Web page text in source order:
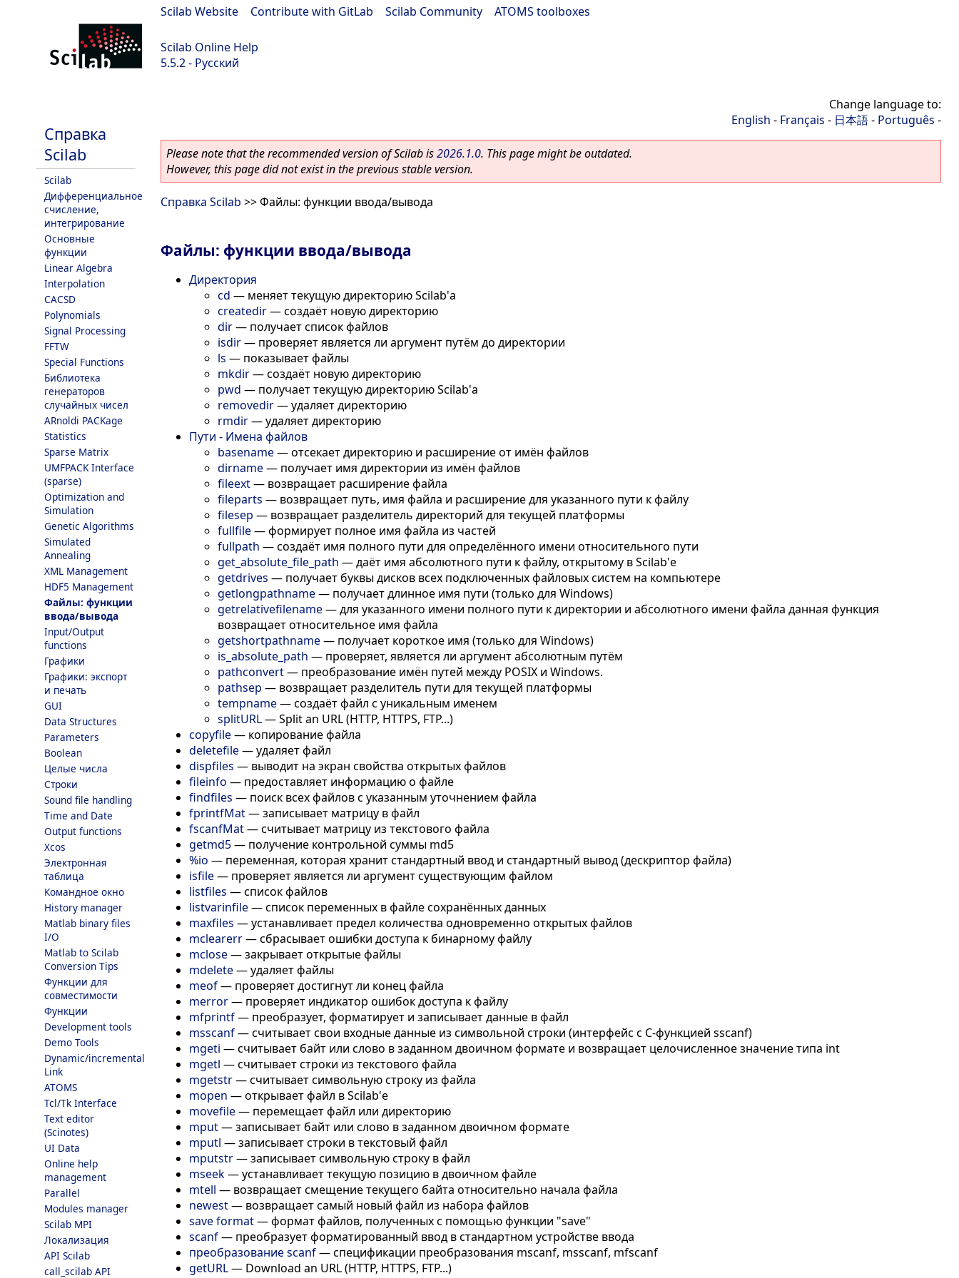
Scilab Website Contribute with GitLab Scilab Community ATOMS toolboxes
Scilab Online Help
5.5.2 - Русский
Справка
Scilab
Scilab
Дифференциальное
счисление,
интегрирование
Основные
функции
Linear Algebra
Interpolation
CACSD
Polynomials
Signal Processing
FFTW
Special Functions
Библиотека
генераторов
случайных чисел
ARnoldi PACKage
Statistics
Sparse Matrix
UMFPACK Interface
(sparse)
Optimization and
Simulation
Genetic Algorithms
Simulated
Annealing
XML Management
HDF5 Management
Файлы: функции
ввода/вывода
Input/Output
functions
Графики
Графики: экспорт
и печать
GUI
Data Structures
Parameters
Boolean
Целые числа
Строки
Sound file handling
Time and Date
Output functions
Xcos
Электронная
таблица
Командное окно
History manager
Matlab binary files
I/O
Matlab to Scilab
Conversion Tips
Функции для
совместимости
Функции
Development tools
Demo Tools
Dynamic/incremental
Link
ATOMS
Tcl/Tk Interface
Text editor
(Scinotes)
UI Data
Online help
management
Parallel
Modules manager
Scilab MPI
Локализация
API Scilab
call_scilab API
Change language to:
English - Français - 日本語- Português -
Please note that the recommended version of Scilab is2026.1.0. This page might be outdated.
However, this page did not exist in the previous stable version.
Справка Scilab >> Файлы: функции ввода/вывода
Файлы: функции ввода/вывода
Директория
cd — меняет текущую директорию Scilab'а
createdir—создаёт новую директорию
dir— получает список файлов
isdir— проверяет является ли аргумент путём до директории
ls — показывает файлы
mkdir—создаёт новую директорию
pwd — получает текущую директорию Scilab'а
removedir—удаляет директорию
rmdir—удаляет директорию
Пути - Имена файлов
basename—отсекает директорию и расширение от имён файлов
dirname— получает имя директории из имён файлов
fileext— возвращает расширение файла
fileparts — возвращает путь, имя файла и расширение для указанного пути к файлу
filesep — возвращает разделитель директорий для текущей платформы
fullfile—формирует полное имя файла из частей
fullpath —создаёт имя полного пути для определённого имени относительного пути
get_absolute_file_path —даёт имя абсолютного пути к файлу, открытому в Scilab'е
getdrives — получает буквы дисков всех подключенных файловых систем на компьютере
getlongpathname— получает длинное имя пути (только для Windows)
getrelativefilename—для указанного имени полного пути к директории и абсолютного имени файла данная функция
возвращает относительное имя файла
getshortpathname— получает короткое имя (только для Windows)
is_absolute_path — проверяет, является ли аргумент абсолютным путём
pathconvert— преобразование имён путей между POSIX и Windows.
pathsep — возвращает разделитель пути для текущей платформы
tempname—создаёт файл с уникальным именем
splitURL—Split an URL (HTTP, HTTPS, FTP...)
copyfile— копирование файла
deletefile—удаляет файл
dispfiles — выводит на экран свойства открытых файлов
fileinfo — предоставляет информацию о файле
findfiles — поиск всех файлов с указанным уточнением файла
fprintfMat—записывает матрицу в файл
fscanfMat—считывает матрицу из текстового файла
getmd5— получение контрольной суммы md5
%io — переменная, которая хранит стандартный ввод и стандартный вывод (дескриптор файла)
isfile— проверяет является ли аргумент существующим файлом
listfiles —список файлов
listvarinfile—список переменных в файле сохранённых данных
maxfiles —устанавливает предел количества одновременно открытых файлов
mclearerr—сбрасывает ошибки доступа к бинарному файлу
mclose—закрывает открытые файлы
mdelete—удаляет файлы
meof— проверяет достигнут ли конец файла
merror— проверяет индикатор ошибок доступа к файлу
mfprintf— преобразует, форматирует и записывает данные в файл
msscanf—считывает свои входные данные из символьной строки (интерфейс с C-функцией sscanf)
mgeti —считывает байт или слово в заданном двоичном формате и возвращает целочисленное значение типа int
mgetl —считывает строки из текстового файла
mgetstr—считывает символьную строку из файла
mopen —открывает файл в Scilab'е
movefile— перемещает файл или директорию
mput—записывает байт или слово в заданном двоичном формате
mputl —записывает строки в текстовый файл
mputstr—записывает символьную строку в файл
mseek—устанавливает текущую позицию в двоичном файле
mtell — возвращает смещение текущего байта относительно начала файла
newest— возвращает самый новый файл из набора файлов
save format—формат файлов, полученных с помощью функции "save"
scanf— преобразует форматированный ввод в стандартном устройстве ввода
преобразование scanf—спецификации преобразования mscanf, msscanf, mfscanf
getURL— Download an URL (HTTP, HTTPS, FTP...)